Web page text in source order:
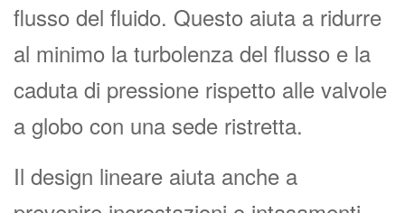
flusso del fluido. Questo aiuta a ridurre
al minimo la turbolenza del flusso e la
caduta di pressione rispetto alle valvole
a globo con una sede ristretta.
Il design lineare aiuta anche a